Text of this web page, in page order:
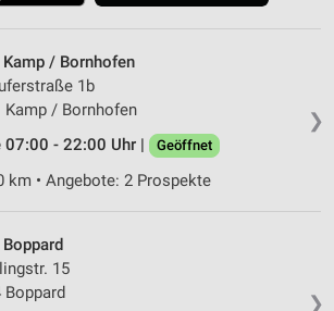
❯
Kamp / Bornhofen
1b
Kamp / Bornhofen
07:00 - 22:00 Uhr |
Geöffnet
km • Angebote: 2 Prospekte
❯
Boppard
15
Boppard